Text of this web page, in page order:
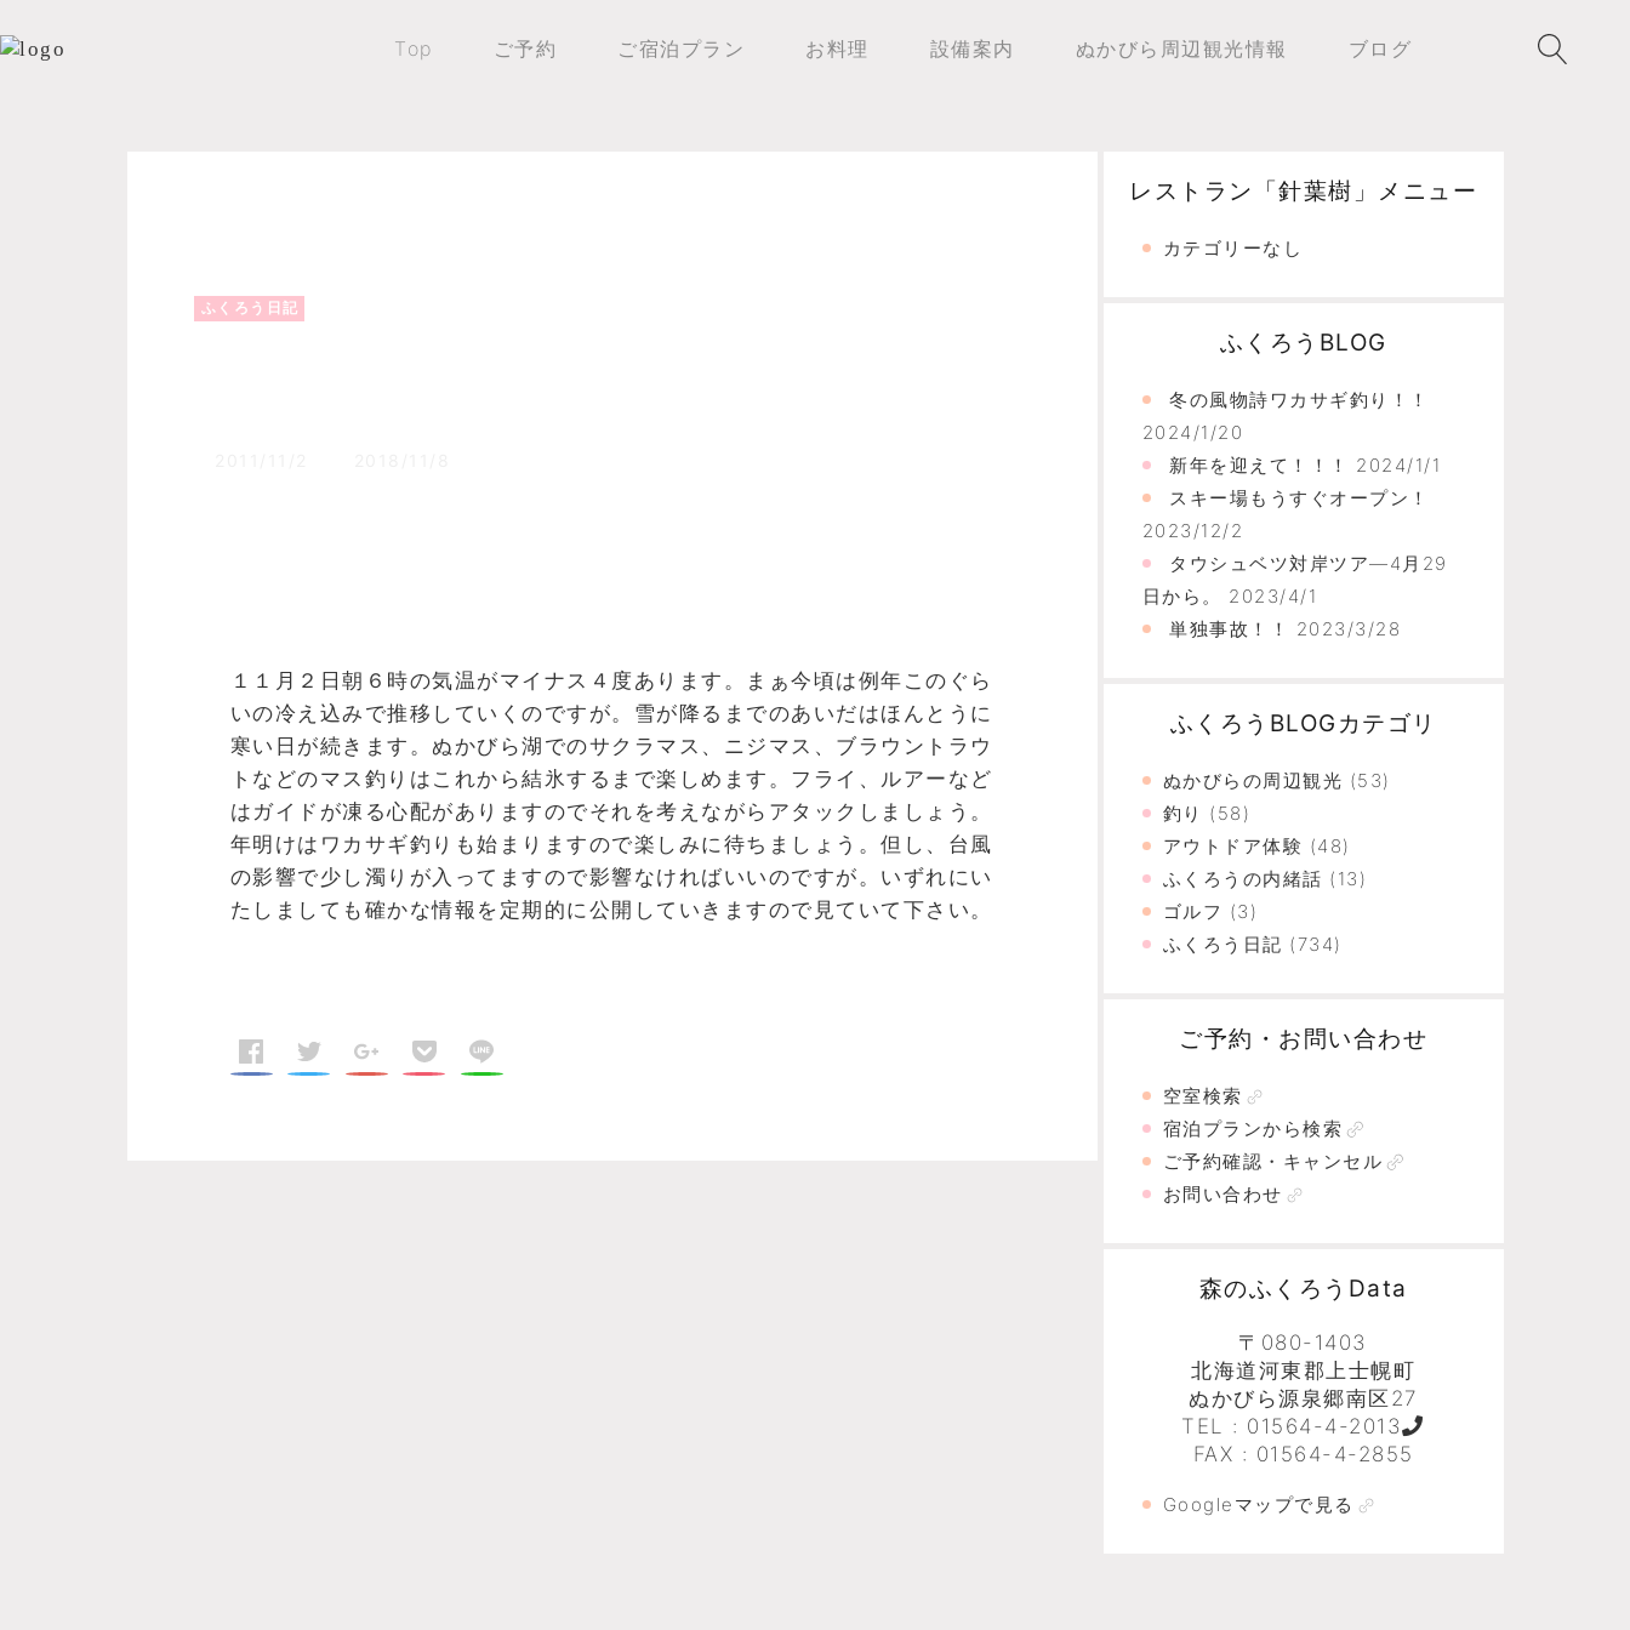
Top ご予約 ご宿泊プラン お料理 設備案内 ぬかびら周辺観光情報 ブログ
ふくろう日記
１１月２日朝６時の気温がマイナス４度あります。まぁ今頃は例年このぐら
いの冷え込みで推移していくのですが。雪が降るまでのあいだはほんとうに
寒い日が続きます。ぬかびら湖でのサクラマス、ニジマス、ブラウントラウ
トなどのマス釣りはこれから結氷するまで楽しめます。フライ、ルアーなど
はガイドが凍る心配がありますのでそれを考えながらアタックしましょう。
年明けはワカサギ釣りも始まりますので楽しみに待ちましょう。但し、台風
の影響で少し濁りが入ってますので影響なければいいのですが。いずれにい
たしましても確かな情報を定期的に公開していきますので見ていて下さい。
レストラン「針葉樹」メニュー
カテゴリーなし
ふくろうBLOG
冬の風物詩ワカサギ釣り！！
2024/1/20
新年を迎えて！！！
2024/1/1
スキー場もうすぐオープン！
2023/12/2
タウシュベツ対岸ツア―4月29
日から。
2023/4/1
単独事故！！
2023/3/28
ふくろうBLOGカテゴリ
ぬかびらの周辺観光 (53)
釣り (58)
アウトドア体験 (48)
ふくろうの内緒話 (13)
ゴルフ (3)
ふくろう日記 (734)
ご予約・お問い合わせ
空室検索
宿泊プランから検索
ご予約確認・キャンセル
お問い合わせ
森のふくろうData
〒080-1403
北海道河東郡上士幌町
ぬかびら源泉郷南区27
TEL : 01564-4-2013
FAX : 01564-4-2855
Googleマップで見る